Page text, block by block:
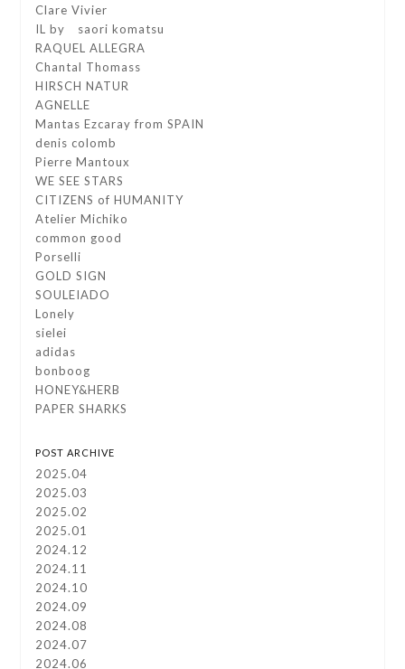
Clare Vivier
IL by saori komatsu
RAQUEL ALLEGRA
Chantal Thomass
HIRSCH NATUR
AGNELLE
Mantas Ezcaray from SPAIN
denis colomb
Pierre Mantoux
WE SEE STARS
CITIZENS of HUMANITY
Atelier Michiko
common good
Porselli
GOLD SIGN
SOULEIADO
Lonely
sielei
adidas
bonboog
HONEY&HERB
PAPER SHARKS
POST ARCHIVE
2025.04
2025.03
2025.02
2025.01
2024.12
2024.11
2024.10
2024.09
2024.08
2024.07
2024.06